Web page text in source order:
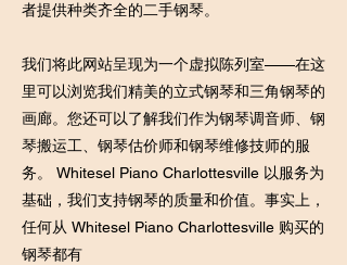
者提供种类齐全的二手钢琴。
我们将此网站呈现为一个虚拟陈列室——在这
里可以浏览我们精美的立式钢琴和三角钢琴的
画廊。您还可以了解我们作为钢琴调音师、钢
琴搬运工、钢琴估价师和钢琴维修技师的服
务。 Whitesel Piano Charlottesville 以服务为
基础，我们支持钢琴的质量和价值。事实上，
任何从 Whitesel Piano Charlottesville 购买的
钢琴都有